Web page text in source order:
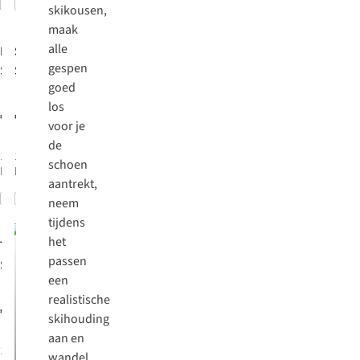
Vergelijk
%
Vergelijk
Rossignol
Skischoenen
Track 130 Hv+
Gw - Steel
€440,00
1
kleur
beschikbaar
Vergelijk
Salomon
Skischoenen
S/Pro Supra
Dual Boa 120
Humus
€650,00
1
beschikbaar
Vergelijk
Tecnica
Skihoes
Mach Mv (24)
Cas Liner
€209,95
1
skikousen,
maak
alle
gespen
goed
los
voor je
de
schoen
aantrekt,
neem
tijdens
het
passen
een
realistische
skihouding
aan en